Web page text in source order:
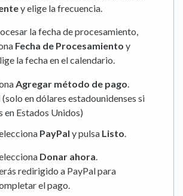
y elige la frecuencia.
la fecha de procesamiento,
Fecha de Procesamiento y
la fecha en el calendario.
Agregar método de pago.
(solo en dólares estadounidenses si
en Estados Unidos)
PayPal y pulsa Listo.
Donar ahora.
redirigido a PayPal para
el pago.